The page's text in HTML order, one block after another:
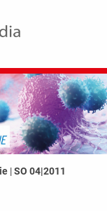
|SO 04|2011